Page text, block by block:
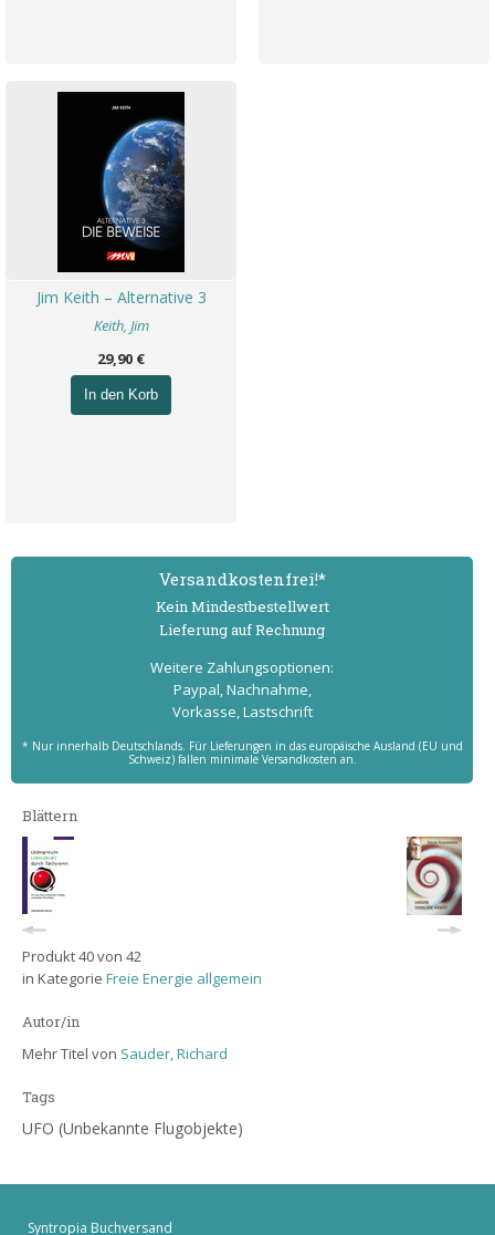
Jim Keith – Alternative 3
Keith, Jim
29,90 €
In den Korb
Versand­kostenfrei!*
Kein Mindest­bestell­wert
Lieferung auf Rechnung
Weitere Zahlungs­optionen:
Paypal, Nachnahme,
Vorkasse, Lastschrift
* Nur innerhalb Deutschlands. Für Lieferungen in das europäische Ausland (EU und
Schweiz) fallen minimale Versandkosten an.
Blättern
Produkt 40 von 42
in Kategorie Freie Energie allgemein
Autor/in
Mehr Titel von Sauder, Richard
Tags
UFO (Unbekannte Flugobjekte)
Syntropia Buchversand